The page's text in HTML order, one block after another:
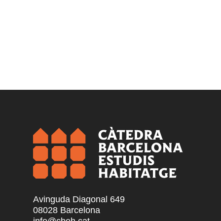
Avinguda Diagonal 649
08028 Barcelona